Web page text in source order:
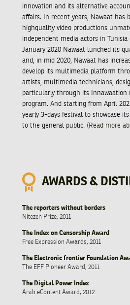
innovation and its alternative
affairs. In recent years, Nawaat has
highquality video productions
independent media actors in
January 2020 Nawaat lunched its
and, in mid 2020, Nawaat has
develop its multimedia platform
artists, multimedia technicians,
particularly through its Innawaation
program. And starting from April
yearly 3-days festival to showcase
to the general public. ( Read more
AWARDS &
The reporters without borders
Nitezen Prize, 2011
The Index on Censorship Award
Free Expression Awards, 2011
The Electronic frontier Foundation
The EFF Pioneer Award, 2011
The Digital Power Index
Arab eContent Award, 2012